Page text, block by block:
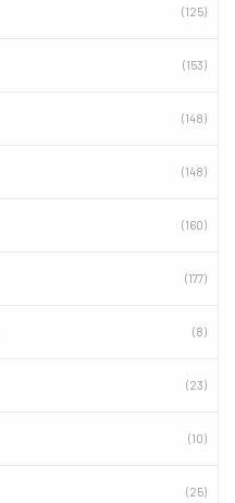
(125)
(153)
(148)
(148)
(160)
(177)
(8)
(23)
(10)
(25)